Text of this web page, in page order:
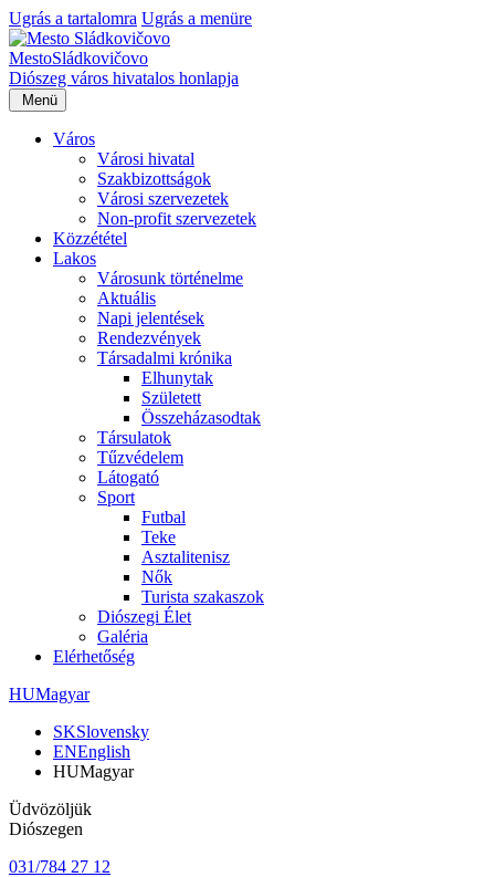
Ugrás a tartalomra Ugrás a menüre
MestoSládkovičovo
Diószeg város hivatalos honlapja
Menü
Város
Városi hivatal
Szakbizottságok
Városi szervezetek
Non-profit szervezetek
Közzététel
Lakos
Városunk történelme
Aktuális
Napi jelentések
Rendezvények
Társadalmi krónika
Elhunytak
Született
Összeházasodtak
Társulatok
Tűzvédelem
Látogató
Sport
Futbal
Teke
Asztalitenisz
Nők
Turista szakaszok
Diószegi Élet
Galéria
Elérhetőség
HUMagyar
SKSlovensky
ENEnglish
HUMagyar
Üdvözöljük
Diószegen
031/784 27 12